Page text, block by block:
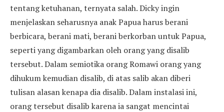
tentang ketuhanan, ternyata salah. Dicky ingin
menjelaskan seharusnya anak Papua harus berani
berbicara, berani mati, berani berkorban untuk Papua,
seperti yang digambarkan oleh orang yang disalib
tersebut. Dalam semiotika orang Romawi orang yang
dihukum kemudian disalib, di atas salib akan diberi
tulisan alasan kenapa dia disalib. Dalam instalasi ini,
orang tersebut disalib karena ia sangat mencintai